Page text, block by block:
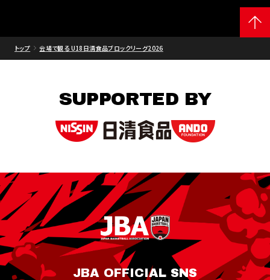
トップ 会場で観る U18日清食品ブロックリーグ2026
SUPPORTED BY
JBA OFFICIAL SNS